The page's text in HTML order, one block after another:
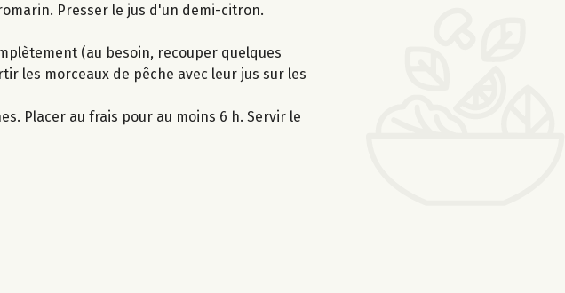
Presser le jus d'un demi-citron.
(au besoin, recouper quelques
les morceaux de pêche avec leur jus sur les
Placer au frais pour au moins 6 h. Servir le